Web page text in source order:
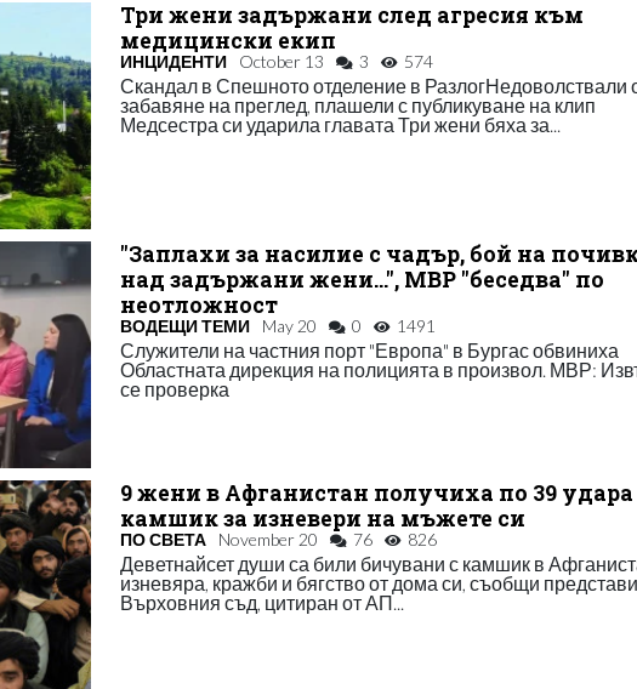
Три жени задържани след агресия към
медицински екип
ИНЦИДЕНТИ October 13 3 574
Скандал в Спешното отделение в РазлогНедоволствали
забавяне на преглед, плашели с публикуване на клип
Медсестра си ударила главата Три жени бяха за...
"Заплахи за насилие с чадър, бой на
над задържани жени...", МВР "беседва" по
неотложност
ВОДЕЩИ ТЕМИ May 20 0 1491
Служители на частния порт "Европа" в Бургас обвиниха
Областната дирекция на полицията в произвол. МВР:
се проверка
9 жени в Афганистан получиха по 39 удара
камшик за изневери на мъжете си
ПО СВЕТА November 20 76 826
Деветнайсет души са били бичувани с камшик в
изневяра, кражби и бягство от дома си, съобщи
Върховния съд, цитиран от АП...